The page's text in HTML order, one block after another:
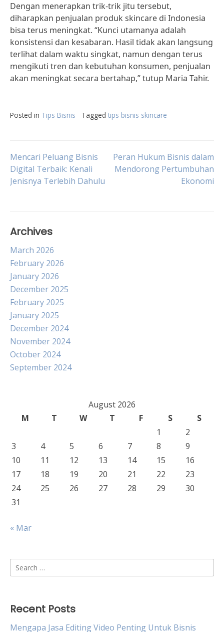
Dengan menerapkan trik-trik jitu tersebut,
diharapkan penjualan produk skincare di Indonesia
bisa terus meningkat. “Kunci utamanya adalah
konsistensi dan kesabaran. Hasil tidak akan langsung
terlihat dalam waktu singkat, namun dengan terus
mengikuti tren dan kebutuhan konsumen, penjualan
akan meningkat secara bertahap,” tutup Maria Tahir.
Posted in Tips Bisnis Tagged tips bisnis skincare
Post
navigation
Mencari Peluang Bisnis
Digital Terbaik: Kenali
Jenisnya Terlebih Dahulu
Peran Hukum Bisnis dalam
Mendorong Pertumbuhan
Ekonomi
Archives
March 2026
February 2026
January 2026
December 2025
February 2025
January 2025
December 2024
November 2024
October 2024
September 2024
August 2026
M
T W T F S
S
1
2
3
4 5 6 7 8
9
10
11 12 13 14 15
16
17
18 19 20 21 22
23
24
25 26 27 28 29
30
31
« Mar
Search
for:
Recent Posts
Mengapa Jasa Editing Video Penting Untuk Bisnis